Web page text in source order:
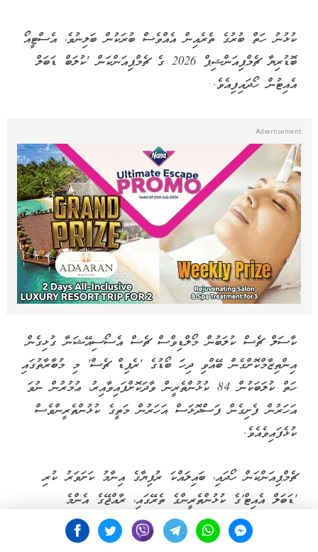
ކުޅުނު ހަތް ބުރުގެ ތެރެއިން އެއްވެސް ބުރަކުން ބަލިނުވެ، އެސްޓީއޯ
ބޮޑުރިޔާ ޗެމްޕިއަންޝިޕް 2026 ގެ ޗެމްޕިއަންކަން 'ކުލަބް ޑަބަލް
އެއިޓުން ހޯދައިފިއެވެ.
ކާސަލް ޗެސް ކުލަބުން މޯލްޑިވްސް ޗެސް އެސޯސިއޭޝަނާ ގުޅިގެން
އިންތިޒާމްކޮށްގެން ބޭއްވި ދިހަ ބޯޑުގެ 'ރެޕިޑް ޗެސް' މި މުބާރާތުގައި
ހަތް ކުލަބަކުން 84 ކުޅުންތެރީން ވާދަކޮށްފައިވާއިރު، ޢުމުރުން ނުވަ
އަހަރުން ފެށިގެން ފަސްދޮޅަސް އަހަރުން މަތީގެ ކުޅުންތެރީންވެސް
ކުޅެފައިވެއެވެ.
ޗެމްޕިއަންކަން ހޯދައި، ބައިލައްކަ ރުފިޔާގެ އިނާމު ކަށަވަރު ކުރި
'ޑަބަލް އެއިޓް'ގެ ކުޅުންތެރީންގެ ތެރޭގައި، ރާއްޖޭގެ އެންމެ
މޮޅުކުޅުންތެރިޔާ، އަދި އެންމެ ގިނަފަހަރު ޤައުމީ މުބާރާތް ކާމިޔާބު
ކޮށްފައިވާ، މުޙައްމަދު ޝުޢާއުގެ އިތުރުން، މުޙައްމަދު ޙަސަން